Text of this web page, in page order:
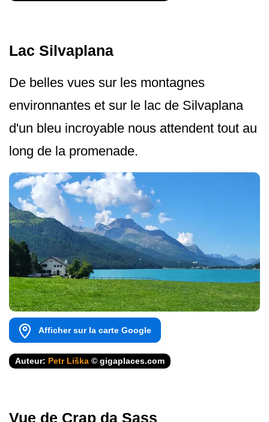
Lac Silvaplana
De belles vues sur les montagnes
environnantes et sur le lac de Silvaplana
d'un bleu incroyable nous attendent tout au
long de la promenade.
Afficher sur la carte Google
Auteur: Petr Liška © gigaplaces.com
Vue de Crap da Sass